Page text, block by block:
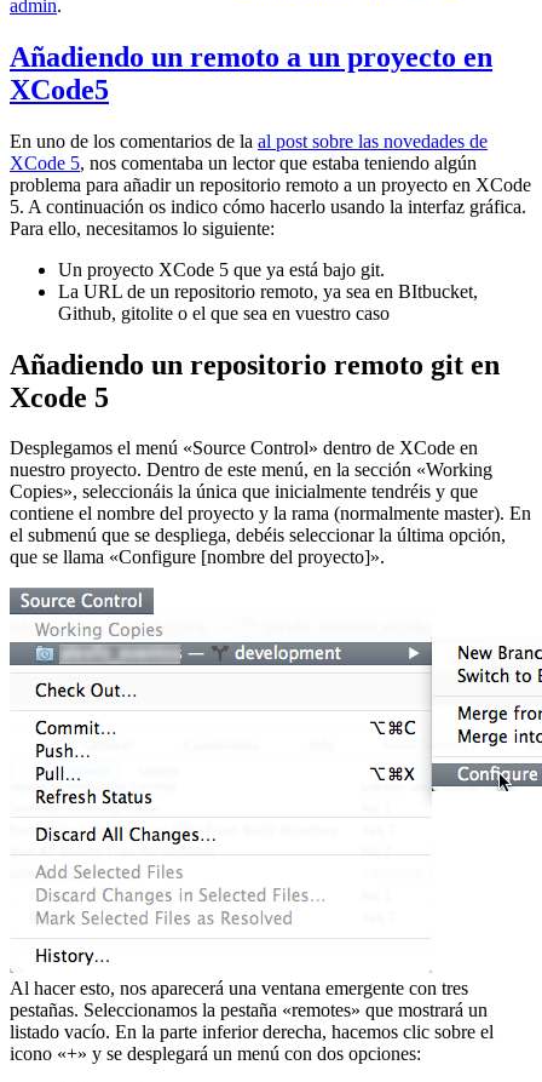
admin.
Añadiendo un remoto a un proyecto en
XCode5
En uno de los comentarios de la al post sobre las novedades de
XCode 5, nos comentaba un lector que estaba teniendo algún
problema para añadir un repositorio remoto a un proyecto en XCode
5. A continuación os indico cómo hacerlo usando la interfaz gráfica.
Para ello, necesitamos lo siguiente:
Un proyecto XCode 5 que ya está bajo git.
La URL de un repositorio remoto, ya sea en BItbucket,
Github, gitolite o el que sea en vuestro caso
Añadiendo un repositorio remoto git en
Xcode 5
Desplegamos el menú «Source Control» dentro de XCode en
nuestro proyecto. Dentro de este menú, en la sección «Working
Copies», seleccionáis la única que inicialmente tendréis y que
contiene el nombre del proyecto y la rama (normalmente master). En
el submenú que se despliega, debéis seleccionar la última opción,
que se llama «Configure [nombre del proyecto]».
Al hacer esto, nos aparecerá una ventana emergente con tres
pestañas. Seleccionamos la pestaña «remotes» que mostrará un
listado vacío. En la parte inferior derecha, hacemos clic sobre el
icono «+» y se desplegará un menú con dos opciones: